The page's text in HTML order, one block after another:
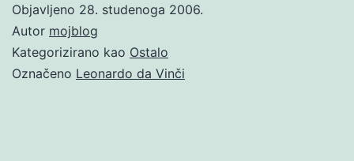
Objavljeno 28. studenoga 2006.
Autor mojblog
Kategorizirano kao Ostalo
Označeno Leonardo da Vinči